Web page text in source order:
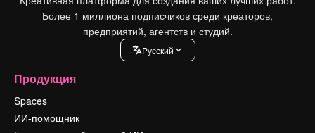
Более 1 миллиона подписчиков среди креаторов,
предприятий, агентств и студий.
Pусский
Продукция
Spaces
ИИ-помощник